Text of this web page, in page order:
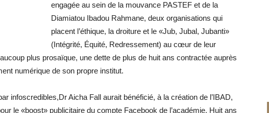
engagée au sein de la mouvance PASTEF et de la
Diamiatou Ibadou Rahmane, deux organisations qui
placent l’éthique, la droiture et le «Jub, Jubal, Jubanti»
(Intégrité, Équité, Redressement) au cœur de leur
plus prosaïque, une dette de plus de huit ans contractée auprès
numérique de son propre institut.
infoscredibles,Dr Aicha Fall aurait bénéficié, à la création de l’IBAD,
le «boost» publicitaire du compte Facebook de l’académie. Huit ans